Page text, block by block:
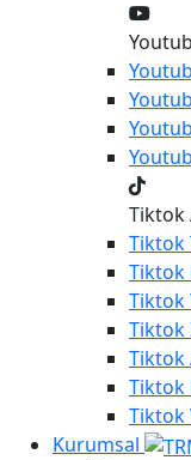
Tiktok
Tiktok
Tiktok
Tiktok
Tiktok
Tiktok
Tiktok
Tiktok
Kurumsal